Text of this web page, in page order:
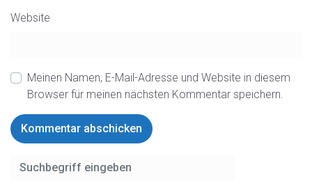
Website
Meinen Namen, E-Mail-Adresse und Website in diesem
Browser für meinen nächsten Kommentar speichern.